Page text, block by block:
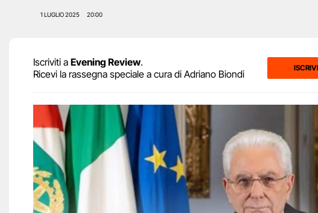
1 LUGLIO 2025 20:00
Iscriviti a Evening Review.
Ricevi la rassegna speciale a cura di Adriano Biondi